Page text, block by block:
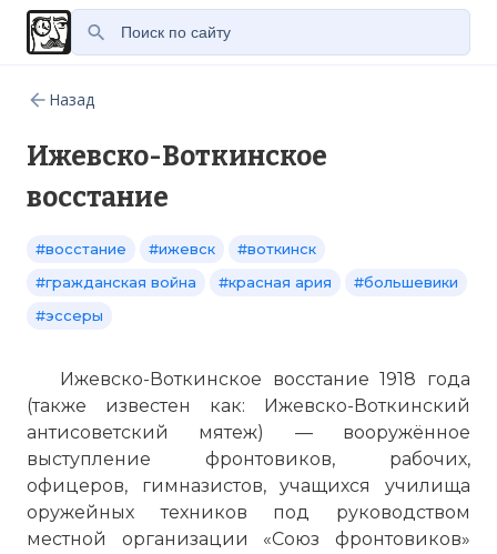
Назад
Ижевско-Воткинское
восстание
#восстание #ижевск
#воткинск
#гражданская война
#красная ария
#большевики
#эссеры
Ижевско-Воткинское восстание 1918 года
(также известен как: Ижевско-Воткинский
антисоветский мятеж) — вооружённое
выступление фронтовиков, рабочих,
офицеров, гимназистов, учащихся училища
оружейных техников под руководством
местной организации «Союз фронтовиков»